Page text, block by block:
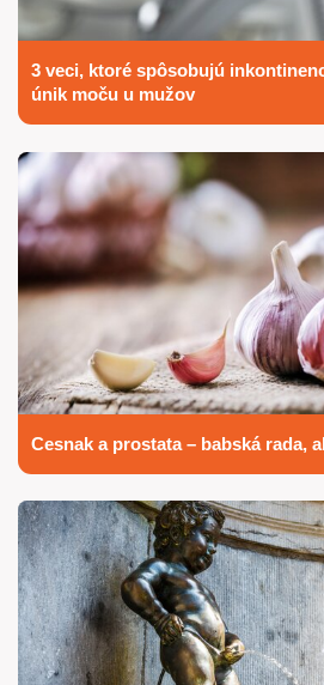
3 veci, ktoré spôsobujú
únik moču u mužov
Cesnak a prostata – babská rada,